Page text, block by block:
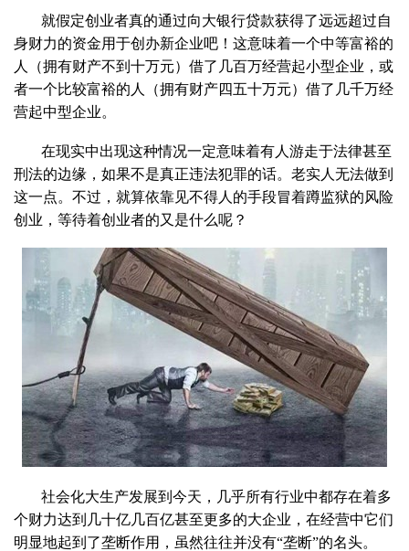
就假定创业者真的通过向大银行贷款获得了远远超过自
身财力的资金用于创办新企业吧！这意味着一个中等富裕的
人（拥有财产不到十万元）借了几百万经营起小型企业，或
者一个比较富裕的人（拥有财产四五十万元）借了几千万经
营起中型企业。
在现实中出现这种情况一定意味着有人游走于法律甚至
刑法的边缘，如果不是真正违法犯罪的话。老实人无法做到
这一点。不过，就算依靠见不得人的手段冒着蹲监狱的风险
创业，等待着创业者的又是什么呢？
社会化大生产发展到今天，几乎所有行业中都存在着多
个财力达到几十亿几百亿甚至更多的大企业，在经营中它们
明显地起到了垄断作用，虽然往往并没有“垄断”的名头。